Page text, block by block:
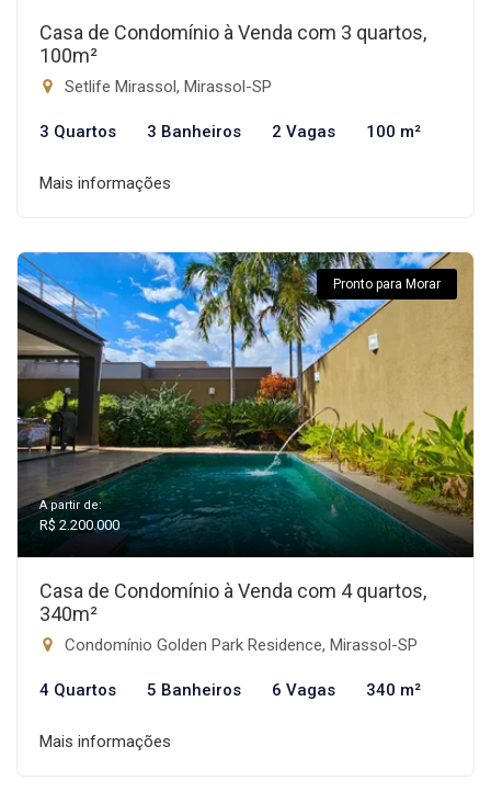
Casa de Condomínio à Venda com 3 quartos,
100m²
Setlife Mirassol, Mirassol-SP
3 Quartos 3 Banheiros 2 Vagas 100 m²
Mais informações
Pronto para Morar
A partir de:
R$ 2.200.000
Casa de Condomínio à Venda com 4 quartos,
340m²
Condomínio Golden Park Residence, Mirassol-SP
4 Quartos 5 Banheiros 6 Vagas 340 m²
Mais informações